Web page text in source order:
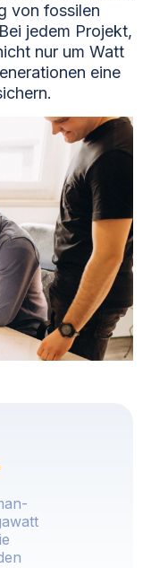
von fossilen
jedem Projekt,
nur um Watt
eine